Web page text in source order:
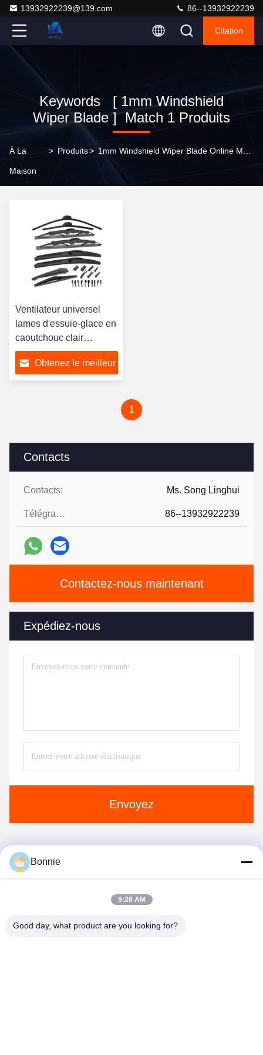
13932922239@139.com 86--13932922239
Citation
Keywords [ 1mm Windshield
Wiper Blade ] Match 1 Produits
À La
Maison
> Produits>
Contacts
Contacts: Ms. Song Linghui
Télégramme: 86--13932922239
Contactez-nous maintenant
Expédiez-nous
Envoyez
Ventilateur universel
lames d'essuie-glace en
caoutchouc clair
Durable Pour A4 A6
W203Obtenez le meilleur
1
Bonnie
9:26 AM
Good day, what product are you looking for?